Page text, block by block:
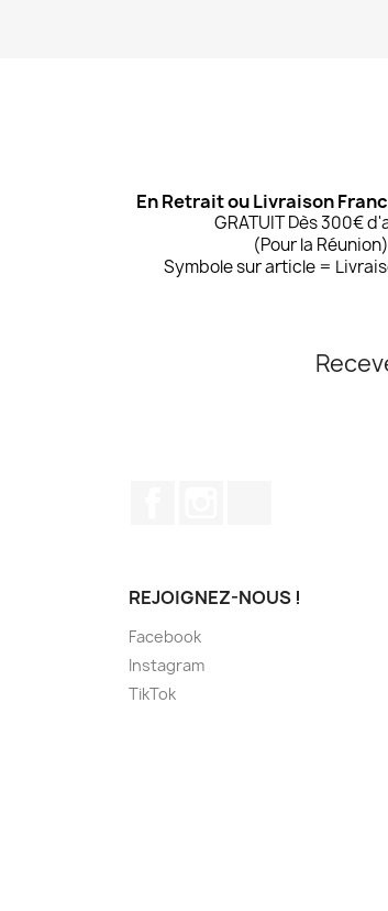
En Retrait ou Livraison
GRATUIT Dès 300€
(Pour la Réunion)
Symbole sur article =
REJOIGNEZ-NOUS !
Facebook
Instagram
TikTok